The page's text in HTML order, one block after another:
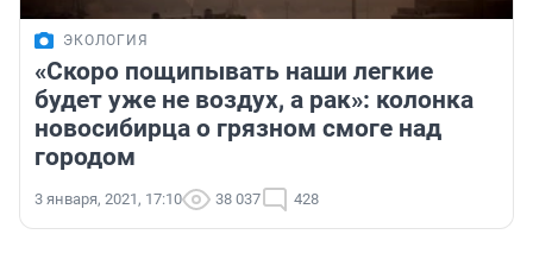
ЭКОЛОГИЯ
«Скоро пощипывать наши легкие
будет уже не воздух, а рак»: колонка
новосибирца о грязном смоге над
городом
3 января, 2021, 17:10 38 037 428